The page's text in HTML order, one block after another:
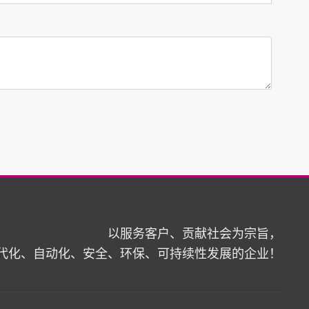
以服务客户、贡献社会为宗旨，
、自动化、安全、环保、可持续性发展的企业！